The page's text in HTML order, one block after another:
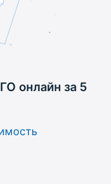
онлайн за 5